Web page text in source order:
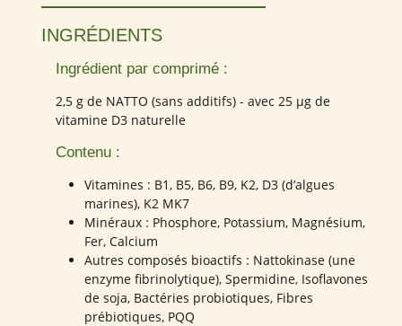
INGRÉDIENTS
Ingrédient par comprimé :
2,5 g de NATTO (sans additifs) - avec 25 µg de
vitamine D3 naturelle
Contenu :
Vitamines : B1, B5, B6, B9, K2, D3 (d’algues
marines), K2 MK7
Minéraux : Phosphore, Potassium, Magnésium,
Fer, Calcium
Autres composés bioactifs : Nattokinase (une
enzyme fibrinolytique), Spermidine, Isoflavones
de soja, Bactéries probiotiques, Fibres
prébiotiques, PQQ